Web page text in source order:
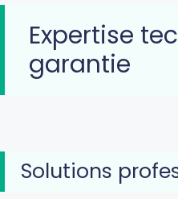
Expertise
garantie
Solutions